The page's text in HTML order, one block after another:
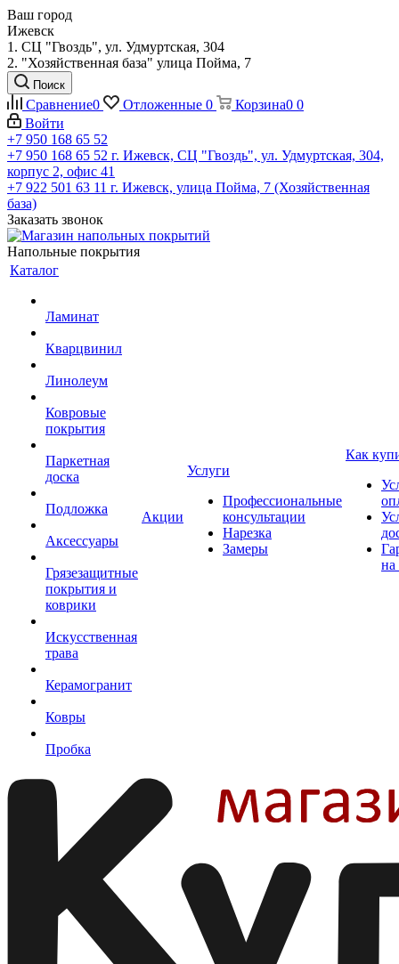
Ваш город
Ижевск
1. СЦ "Гвоздь", ул. Удмуртская, 304
2. "Хозяйственная база" улица Пойма, 7
Поиск
Сравнение0 Отложенные 0 Корзина0 0
Войти
+7 950 168 65 52
+7 950 168 65 52 г. Ижевск, СЦ "Гвоздь", ул. Удмуртская, 304,
корпус 2, офис 41
+7 922 501 63 11 г. Ижевск, улица Пойма, 7 (Хозяйственная
база)
Заказать звонок
Напольные покрытия
Каталог
Ламинат
Кварцвинил
Линолеум
Ковровые
покрытия
Паркетная
доска
Подложка
Аксессуары
Грязезащитные
покрытия и
коврики
Искусственная
трава
Керамогранит
Ковры
Пробка
Акции
Услуги
Профессиональные
консультации
Нарезка
Замеры
Как
на